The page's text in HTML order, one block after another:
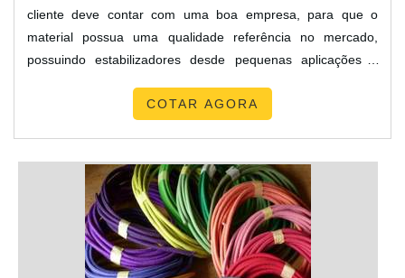
cliente deve contar com uma boa empresa, para que o
material possua uma qualidade referência no mercado,
possuindo estabilizadores desde pequenas aplicações a
análise da tensão de entrada e saída através de
carga de saí...
COTAR AGORA